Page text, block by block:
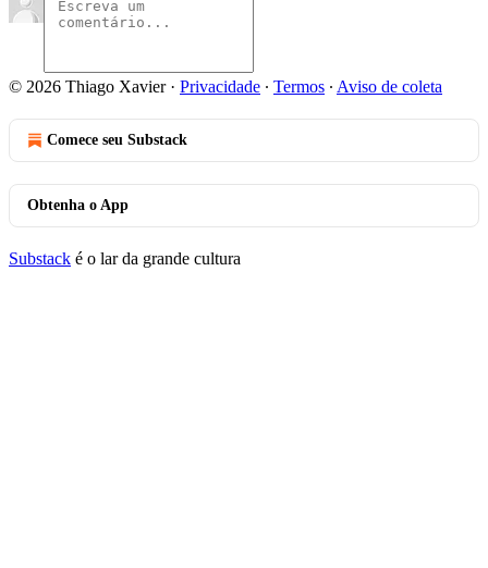
© 2026 Thiago Xavier· Privacidade ∙ Termos ∙ Aviso de coleta
Comece seu Substack
Obtenha o App
Substack é o lar da grande cultura